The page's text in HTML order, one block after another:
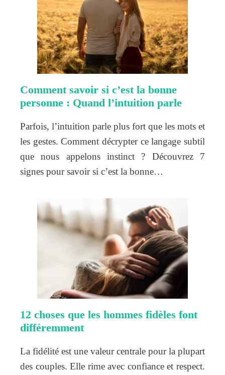
Comment savoir si c’est la bonne
personne : Quand l’intuition parle
Parfois, l’intuition parle plus fort que les mots et
les gestes. Comment décrypter ce langage subtil
que nous appelons instinct ? Découvrez 7
signes pour savoir si c’est la bonne…
12 choses que les hommes fidèles font
différemment
La fidélité est une valeur centrale pour la plupart
des couples. Elle rime avec confiance et respect.